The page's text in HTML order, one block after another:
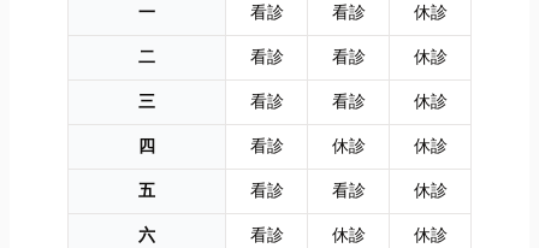
一
看診 看診
休診
二
看診 看診
休診
三
看診 看診
休診
四
看診 休診
休診
五
看診 看診
休診
六
看診 休診 休診